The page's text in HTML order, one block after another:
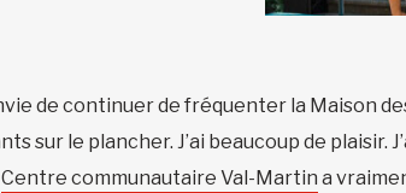
de continuer de fréquenter la Maison
sur le plancher. J’ai beaucoup de plaisir.
Centre communautaire Val-Martin a